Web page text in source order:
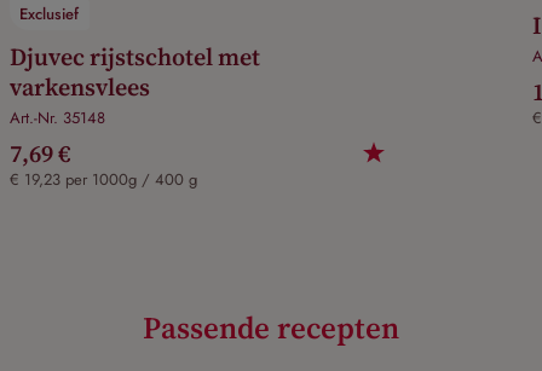
Exclusief
Djuvec rijstschotel met
varkensvlees
Art.-Nr. 35148
7,69 €
€ 19,23 per 1000g / 400 g
Passende recepten